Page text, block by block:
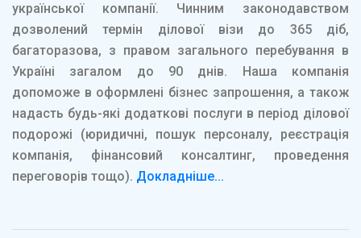
української компанії. Чинним законодавством
дозволений термін ділової візи до 365 діб,
багаторазова, з правом загального перебування в
Україні загалом до 90 днів. Наша компанія
допоможе в оформлені бізнес запрошення, а також
надасть будь-які додаткові послуги в період ділової
подорожі (юридичні, пошук персоналу, реєстрація
компанія, фінансовий консалтинг, проведення
переговорів тощо). Докладніше...